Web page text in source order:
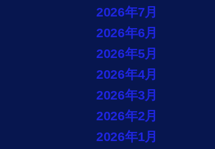
2026年7月
2026年6月
2026年5月
2026年4月
2026年3月
2026年2月
2026年1月